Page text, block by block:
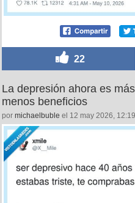
22
La depresión ahora es
menos beneficios
por michaelbuble el 12 may 2026, 12:19